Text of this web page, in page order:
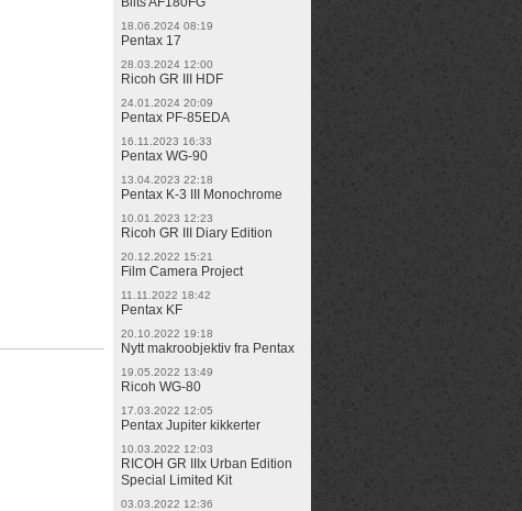
18.06.2024 08:19
Pentax 17
28.03.2024 12:00
Ricoh GR III HDF
24.01.2024 20:09
Pentax PF-85EDA
16.11.2023 16:33
Pentax WG-90
13.04.2023 22:18
Pentax K-3 III Monochrome
10.01.2023 12:23
Ricoh GR III Diary Edition
20.12.2022 15:21
Film Camera Project
11.11.2022 18:42
Pentax KF
20.10.2022 19:18
Nytt makroobjektiv fra Pentax
19.05.2022 13:49
Ricoh WG-80
17.03.2022 12:05
Pentax Jupiter kikkerter
10.03.2022 12:03
RICOH GR IIIx Urban Edition
Special Limited Kit
03.03.2022 12:36